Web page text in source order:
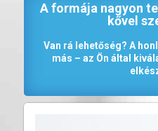
A formája nagyon
kővel
Van rá lehetőség? A
más – az Ön által